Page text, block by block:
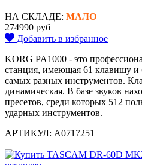
НА СКЛАДЕ: МАЛО
274990 руб
Добавить в избранное
KORG PA1000 - это
станция, имеющая 61 клавишу и
самых разных инструментов.
динамическая. В базе звуков
пресетов, среди которых 512
ударных инструментов.
АРТИКУЛ: A0717251